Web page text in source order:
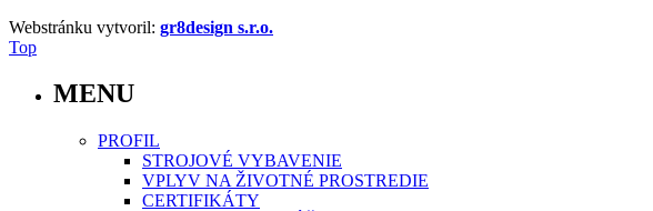
Webstránku vytvoril: gr8design s.r.o.
Top
MENU
PROFIL
STROJOVÉ VYBAVENIE
VPLYV NA ŽIVOTNÉ PROSTREDIE
CERTIFIKÁTY